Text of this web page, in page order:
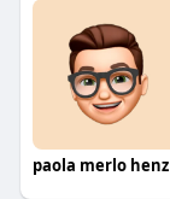
paola merlo henz